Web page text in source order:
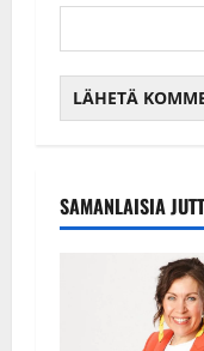
SAMANLAISIA